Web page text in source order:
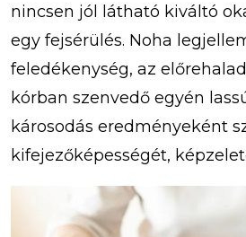
nincsen jól látható kiváltó
egy fejsérülés. Noha
feledékenység, az
kórban szenvedő egyén
károsodás eredményeként
kifejezőképességét,